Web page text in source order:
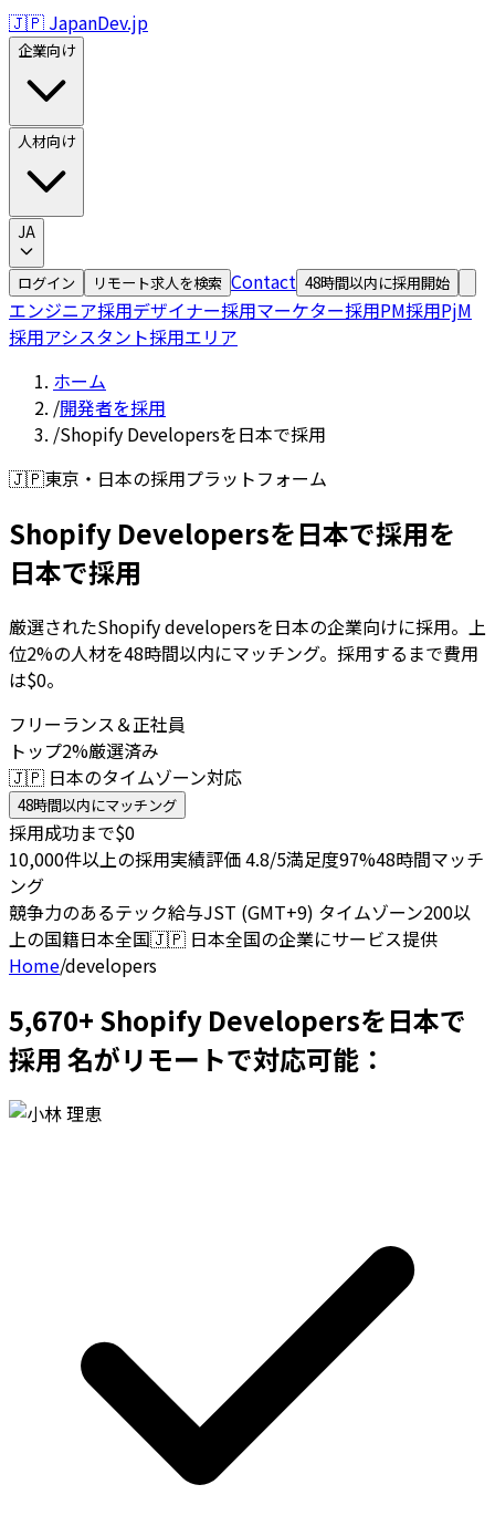
🇯🇵 JapanDev.jp
企業向け
人材向け
JA
ログイン リモート求人を検索 Contact 48時間以内に採用開始
エンジニア採用デザイナー採用マーケター採用PM採用PjM
採用アシスタント採用エリア
ホーム
/開発者を採用
/Shopify Developersを日本で採用
🇯🇵東京・日本の採用プラットフォーム
Shopify Developersを日本で採用を
日本で採用
厳選されたShopify developersを日本の企業向けに採用。上
位2%の人材を48時間以内にマッチング。採用するまで費用
は$0。
フリーランス＆正社員
トップ2%厳選済み
🇯🇵 日本のタイムゾーン対応
48時間以内にマッチング
採用成功まで$0
10,000件以上の採用実績評価 4.8/5満足度97%48時間マッチ
ング
競争力のあるテック給与JST (GMT+9) タイムゾーン200以
上の国籍日本全国🇯🇵 日本全国の企業にサービス提供
Home/developers
5,670+ Shopify Developersを日本で
採用 名がリモートで対応可能：